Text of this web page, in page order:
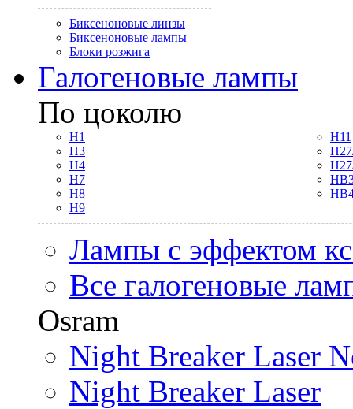
Биксеноновые линзы
Биксеноновые лампы
Блоки розжига
Галогеновые лампы
По цоколю
H1
H3
H4
H7
H8
H9
H11
Лампы с эффектом
Все галогеновые
Osram
Night Breaker Laser
Night Breaker Laser